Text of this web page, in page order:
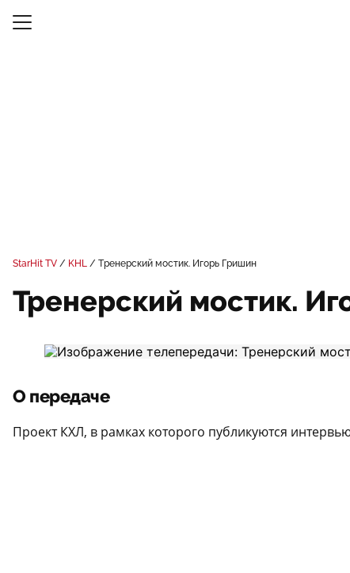
StarHit TV KHL Тренерский мостик. Игорь Гришин
Тренерский мостик.
О передаче
Проект КХЛ, в рамках которого публикуются